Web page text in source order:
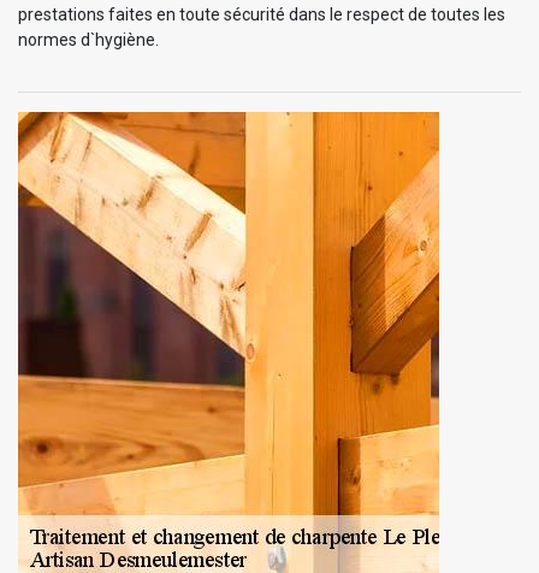
prestations faites en toute sécurité dans le respect de toutes les
normes d`hygiène.